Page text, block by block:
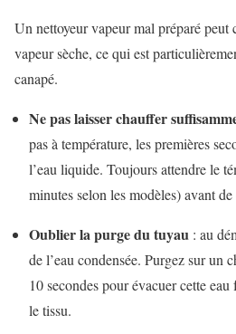
Un nettoyeur vapeur mal préparé peut
vapeur sèche, ce qui est
canapé.
Ne pas laisser chauffer
pas à température, les premières
l’eau liquide. Toujours attendre le
minutes selon les modèles) avant
Oublier la purge du tuyau : au
de l’eau condensée. Purgez sur un
10 secondes pour évacuer cette
le tissu.